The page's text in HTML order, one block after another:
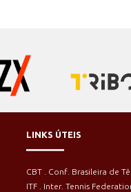
LINKS ÚTEIS
CBT . Conf. Brasileira de
ITF . Inter. Tennis